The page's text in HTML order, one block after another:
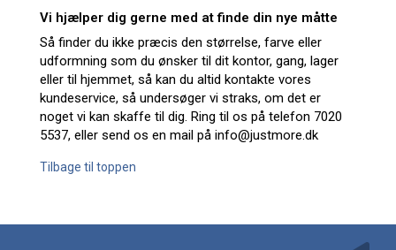
Vi hjælper dig gerne med at finde din nye måtte
Så finder du ikke præcis den størrelse, farve eller
udformning som du ønsker til dit kontor, gang, lager
eller til hjemmet, så kan du altid kontakte vores
kundeservice, så undersøger vi straks, om det er
noget vi kan skaffe til dig. Ring til os på telefon 7020
5537, eller send os en mail på info@justmore.dk
Tilbage til toppen